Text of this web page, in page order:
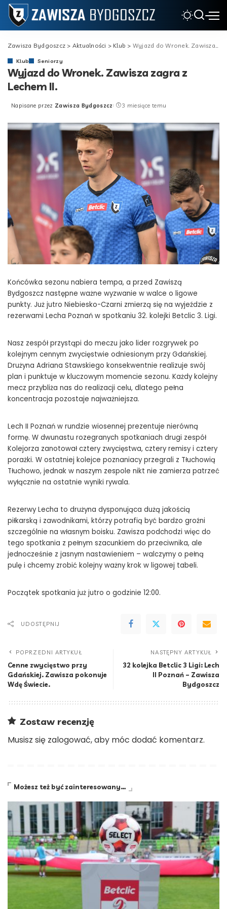
Zawisza Bydgoszcz > Aktualności > Klub > Wyjazd do Wronek. Zawisza zagra z Lechem II.
Klub Seniorzy
Wyjazd do Wronek. Zawisza zagra z
Lechem II.
Posted
Napisane przez Zawisza Bydgoszcz 3 miesiące temu
Końcówka sezonu nabiera tempa, a przed Zawiszą
Bydgoszcz następne ważne wyzwanie w walce o ligowe
punkty. Już jutro Niebiesko-Czarni zmierzą się na wyjeździe z
rezerwami Lecha Poznań w spotkaniu 32. kolejki Betclic 3. Ligi.
Nasz zespół przystąpi do meczu jako lider rozgrywek po
kolejnym cennym zwycięstwie odniesionym przy Gdańskiej.
Drużyna Adriana Stawskiego konsekwentnie realizuje swój
plan i punktuje w kluczowym momencie sezonu. Każdy kolejny
mecz przybliża nas do realizacji celu, dlatego pełna
koncentracja pozostaje najważniejsza.
Lech II Poznań w rundzie wiosennej prezentuje nierówną
formę. W dwunastu rozegranych spotkaniach drugi zespół
Kolejorza zanotował cztery zwycięstwa, cztery remisy i cztery
porażki. W ostatniej kolejce poznaniacy przegrali z Tłuchowią
Tłuchowo, jednak w naszym zespole nikt nie zamierza patrzeć
wyłącznie na ostatnie wyniki rywala.
Rezerwy Lecha to drużyna dysponująca dużą jakością
piłkarską i zawodnikami, którzy potrafią być bardzo groźni
szczególnie na własnym boisku. Zawisza podchodzi więc do
tego spotkania z pełnym szacunkiem do przeciwnika, ale
jednocześnie z jasnym nastawieniem – walczymy o pełną
pulę i chcemy zrobić kolejny ważny krok w ligowej tabeli.
Początek spotkania już jutro o godzinie 12:00.
UDOSTĘPNIJ
POPRZEDNI ARTYKUŁ
Cenne zwycięstwo przy
Gdańskiej. Zawisza pokonuje
Wdę Świecie.
NASTĘPNY ARTYKUŁ
32 kolejka Betclic 3 Ligi: Lech
II Poznań – Zawisza
Bydgoszcz
Zostaw recenzję
Musisz się zalogować, aby móc dodać komentarz.
Możesz też być zainteresowany…